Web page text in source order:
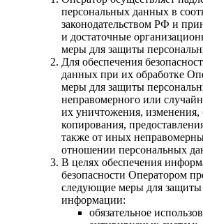
персональных данных в
законодательством РФ и
и достаточные
меры для защиты
Для обеспечения
данных при их обработке
меры для защиты
неправомерного или
их уничтожения, изменения,
копирования,
также от иных
отношении персональных
В целях обеспечения
безопасности Оператором
следующие меры для защиты
информации:
обязательное